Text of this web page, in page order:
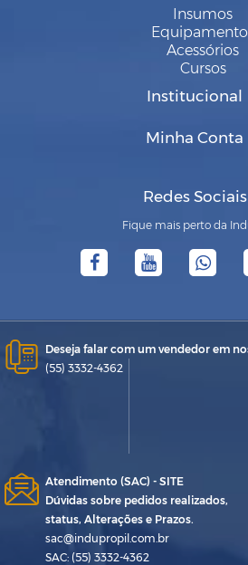
Insumos
Acessórios
Cursos
Institucional
Minha Conta
Redes Sociais
Fique mais perto da
Deseja falar com um vendedor em
(55) 3332-4362
Atendimento (SAC) - SITE
Dúvidas sobre pedidos realizados,
status, Alterações e Prazos.
sac@indupropil.com.br
SAC: (55) 3332-4362